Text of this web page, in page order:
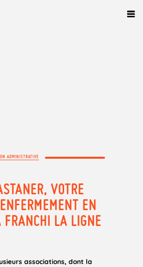
ADMINISTRATIVE
VOTRE
EN
FRANCHI LA LIGNE
associations, dont la